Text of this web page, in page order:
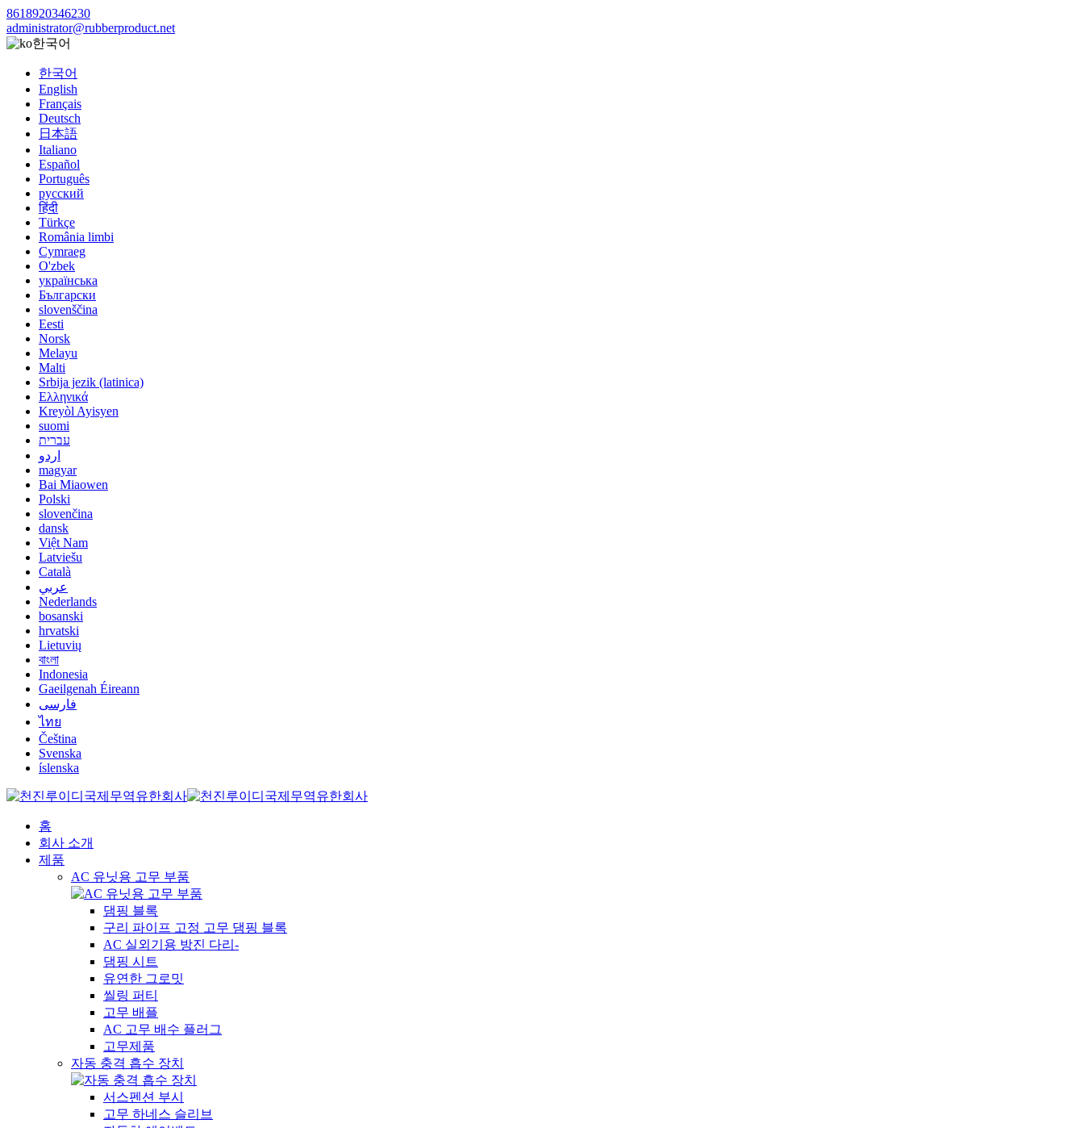
8618920346230
administrator@rubberproduct.net
한국어
한국어
English
Français
Deutsch
日本語
Italiano
Español
Português
русский
हिंदी
Türkçe
România limbi
Cymraeg
O'zbek
українська
Български
slovenščina
Eesti
Norsk
Melayu
Malti
Srbija jezik (latinica)
Ελληνικά
Kreyòl Ayisyen
suomi
עברית
اردو
magyar
Bai Miaowen
Polski
slovenčina
dansk
Việt Nam
Latviešu
Català
عربي
Nederlands
bosanski
hrvatski
Lietuvių
বাংলা
Indonesia
Gaeilgenah Éireann
فارسی
ไทย
Čeština
Svenska
íslenska
홈
회사 소개
제품
AC 유닛용 고무 부품
댐핑 블록
구리 파이프 고정 고무 댐핑 블록
AC 실외기용 방진 다리-
댐핑 시트
유연한 그로밋
씰링 퍼티
고무 배플
AC 고무 배수 플러그
고무제품
자동 충격 흡수 장치
서스펜션 부시
고무 하네스 슬리브